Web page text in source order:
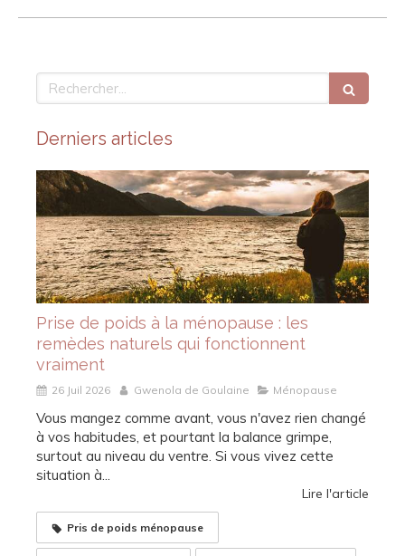
Rechercher
Derniers articles
Prise de poids à la ménopause : les
remèdes naturels qui fonctionnent
vraiment
26 Juil 2026 Gwenola de Goulaine Ménopause
Vous mangez comme avant, vous n'avez rien changé
à vos habitudes, et pourtant la balance grimpe,
surtout au niveau du ventre. Si vous vivez cette
situation à...
Lire l'article
Pris de poids ménopause